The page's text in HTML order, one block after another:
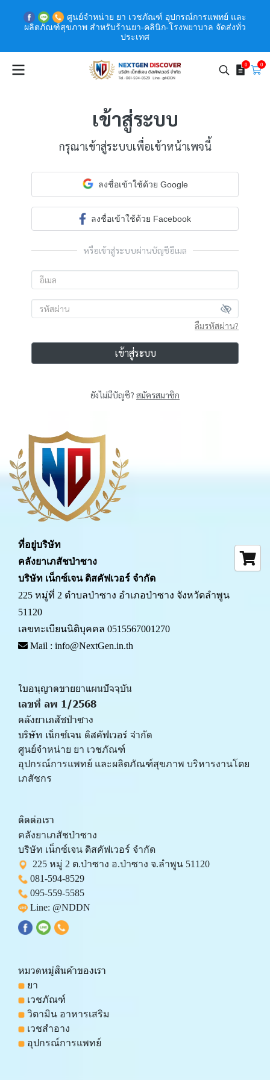
ศูนย์จำหน่าย ยา เวชภัณฑ์ อุปกรณ์การแพทย์ และ
ผลิตภัณฑ์สุขภาพ สำหรับร้านยา-คลินิก-โรงพยาบาล จัดส่งทั่ว
ประเทศ
0 0
เข้าสู่ระบบ
กรุณาเข้าสู่ระบบเพื่อเข้าหน้าเพจนี้
ลงชื่อเข้าใช้ด้วย Google
ลงชื่อเข้าใช้ด้วย Facebook
หรือเข้าสู่ระบบผ่านบัญชีอีเมล
ลืมรหัสผ่าน?
เข้าสู่ระบบ
ยังไม่มีบัญชี? สมัครสมาชิก
ที่อยู่บริษัท
คลังยาเภสัชป่าซาง
บริษัท เน็กซ์เจน ดิสคัฟเวอร์ จำกัด
225 หมู่ที่ 2 ตำบลป่าซาง อำเภอป่าซาง จังหวัดลำพูน
51120
เลขทะเบียนนิติบุคคล 0515567001270
Mail : info@NextGen.in.th
ใบอนุญาตขายยาแผนปัจจุบัน
เลขที่ ลพ 1/2568
คลังยาเภสัชป่าซาง
บริษัท เน็กซ์เจน ดิสคัฟเวอร์ จำกัด
ศูนย์จำหน่าย ยา เวชภัณฑ์
﻿อุปกรณ์การแพทย์ และผลิตภัณฑ์สุขภาพ บริหารงานโดย
เภสัชกร
ติดต่อเรา
คลังยาเภสัชป่าซาง
บริษัท เน็กซ์เจน ดิสคัฟเวอร์ จำกัด
225 หมู่ 2 ต.ป่าซาง อ.ป่าซาง จ.ลำพูน 51120
081-594-8529
095-559-5585
Line: @NDDN
หมวดหมู่สินค้าของเรา
ยา
เวชภัณฑ์
วิตามิน อาหารเสริม
เวชสำอาง
อุปกรณ์การแพทย์